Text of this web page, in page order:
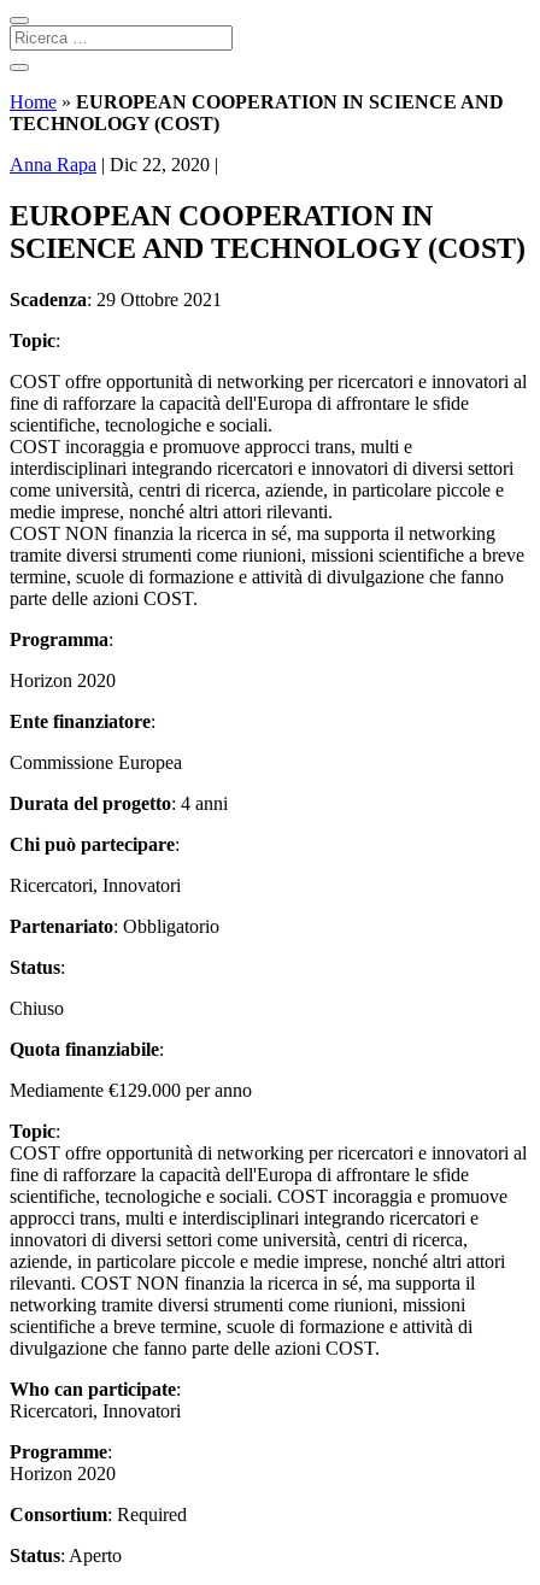
Home » EUROPEAN COOPERATION IN SCIENCE AND
TECHNOLOGY (COST)
Anna Rapa | Dic 22, 2020 |
EUROPEAN COOPERATION IN
SCIENCE AND TECHNOLOGY (COST)
Scadenza: 29 Ottobre 2021
Topic:
COST offre opportunità di networking per ricercatori e innovatori al
fine di rafforzare la capacità dell'Europa di affrontare le sfide
scientifiche, tecnologiche e sociali.
COST incoraggia e promuove approcci trans, multi e
interdisciplinari integrando ricercatori e innovatori di diversi settori
come università, centri di ricerca, aziende, in particolare piccole e
medie imprese, nonché altri attori rilevanti.
COST NON finanzia la ricerca in sé, ma supporta il networking
tramite diversi strumenti come riunioni, missioni scientifiche a breve
termine, scuole di formazione e attività di divulgazione che fanno
parte delle azioni COST.
Programma:
Horizon 2020
Ente finanziatore:
Commissione Europea
Durata del progetto: 4 anni
Chi può partecipare:
Ricercatori, Innovatori
Partenariato: Obbligatorio
Status:
Chiuso
Quota finanziabile:
Mediamente €129.000 per anno
Topic:
COST offre opportunità di networking per ricercatori e innovatori al
fine di rafforzare la capacità dell'Europa di affrontare le sfide
scientifiche, tecnologiche e sociali. COST incoraggia e promuove
approcci trans, multi e interdisciplinari integrando ricercatori e
innovatori di diversi settori come università, centri di ricerca,
aziende, in particolare piccole e medie imprese, nonché altri attori
rilevanti. COST NON finanzia la ricerca in sé, ma supporta il
networking tramite diversi strumenti come riunioni, missioni
scientifiche a breve termine, scuole di formazione e attività di
divulgazione che fanno parte delle azioni COST.
Who can participate:
Ricercatori, Innovatori
Programme:
Horizon 2020
Consortium: Required
Status: Aperto